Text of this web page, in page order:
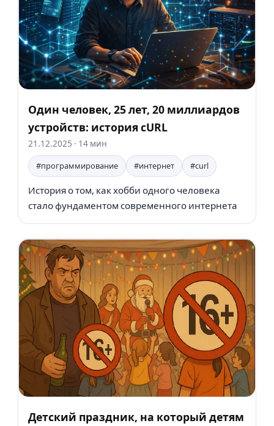
Один человек, 25 лет, 20 миллиардов
устройств: история cURL
21.12.2025 · 14 мин
#программирование
#интернет #curl
История о том, как хобби одного человека
стало фундаментом современного интернета
Детский праздник, на который детям